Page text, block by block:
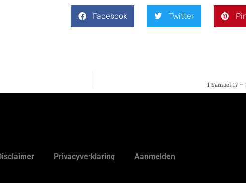
Facebook Twitter
1 Samuel 17 –
Privacyverklaring Aanmelden